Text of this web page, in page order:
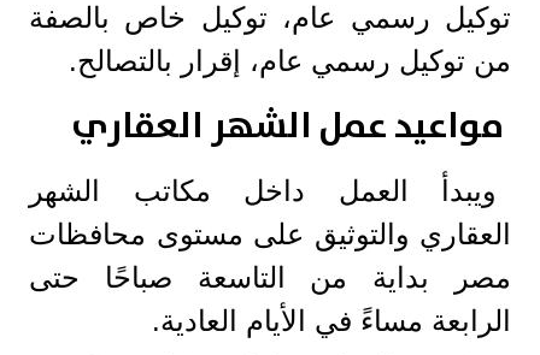
توكيل رسمي عام، توكيل خاص بالصفة
من توكيل رسمي عام، إقرار بالتصالح.
مواعيد عمل الشهر العقاري
ويبدأ العمل داخل مكاتب الشهر
العقاري والتوثيق على مستوى محافظات
مصر بداية من التاسعة صباحًا حتى
الرابعة مساءً في الأيام العادية.